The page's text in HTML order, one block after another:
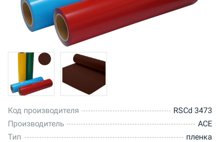
Код производителя
RSCd 3473
Производитель
ACE
Тип
пленка